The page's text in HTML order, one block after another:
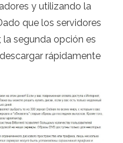
y utilizando la
que los servidores
la segunda opción es
rápidamente